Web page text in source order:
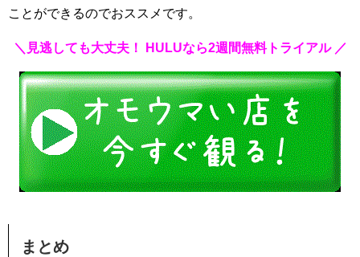
ことができるのでおススメです。
＼見逃しても大丈夫！ HULUなら2週間無料トライアル ／
まとめ